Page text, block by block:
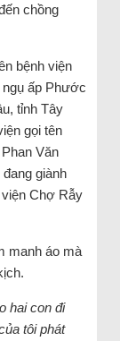
chồng
bệnh viện
ngụ ấp Phước
tỉnh Tây
gọi tên
Văn
giành
Chợ Rẫy
manh áo mà
hai con đi
tôi phát